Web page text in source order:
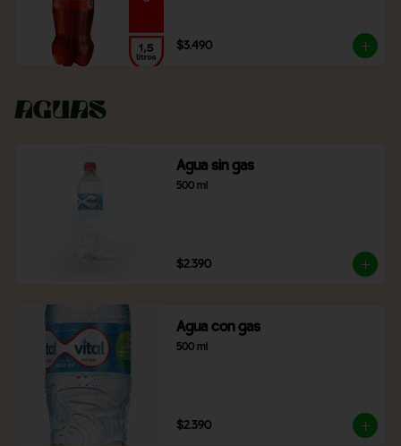
$3.490
Aguas
Agua sin gas
500 ml
$2.390
Agua con gas
500 ml
$2.390